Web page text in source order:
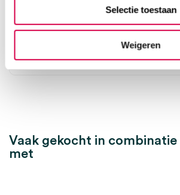
Selectie toestaan
Weigeren
10 stuks, CH 20, latex-foley
Vaak gekocht in combinatie
met